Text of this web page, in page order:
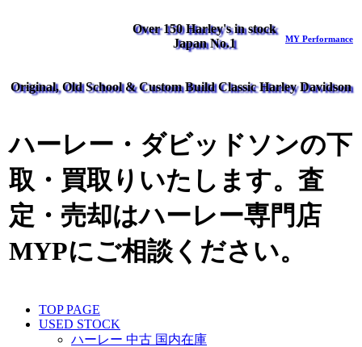
Over 150 Harley's in stock
Japan No.1
MY Performance
Original, Old School & Custom Build Classic Harley Davidson
ハーレー・ダビッドソンの下
取・買取りいたします。査
定・売却はハーレー専門店
MYPにご相談ください。
TOP PAGE
USED STOCK
ハーレー 中古 国内在庫